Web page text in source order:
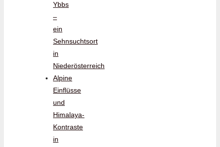
Ybbs
–
ein
Sehnsuchtsort
in
Niederösterreich
Alpine
Einflüsse
und
Himalaya-
Kontraste
in